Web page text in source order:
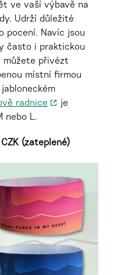
ve vaší výbavě na
Udrží důležité
pocení. Navíc jsou
často i praktickou
můžete přivézt
místní firmou
jabloneckém
radnice
je
nebo L.
(zateplené)